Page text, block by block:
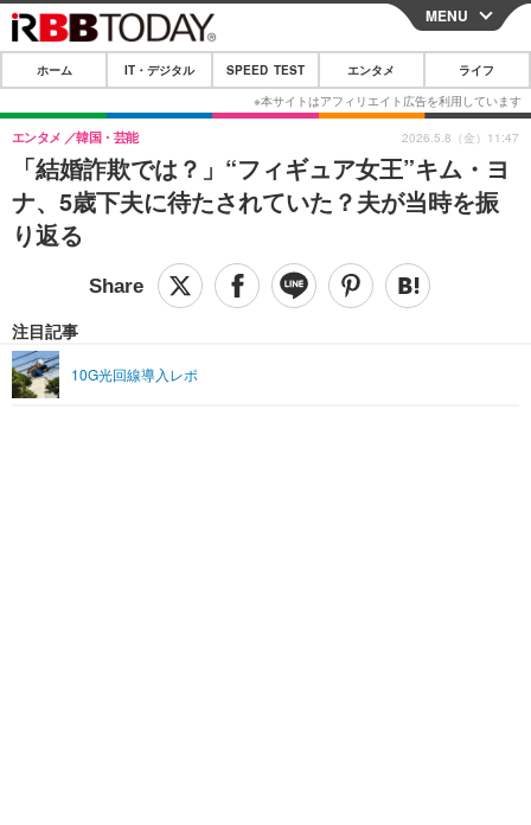
CLOSE
ホーム
IT・デジタル
IT・デジタルTOP スマートフォン
ガジェット・ツール
ショッピング その他
SPEED TEST
エンタメ
エンタメTOP 映画・ドラマ
音楽
ペット
リリース一覧
プッシュ通知の停止方法
MENU
ホーム IT・デジタル SPEED TEST エンタメ ライフ
「結婚詐欺では？」“フィギュア女王”キム・ヨ
ナ、5歳下夫に待たされていた？夫が当時を振
り返る
エンタメ 韓国・芸能
注目記事
10G光回線導入レポ
2026.5.8（金）11:47